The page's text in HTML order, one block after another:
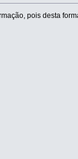
pois desta